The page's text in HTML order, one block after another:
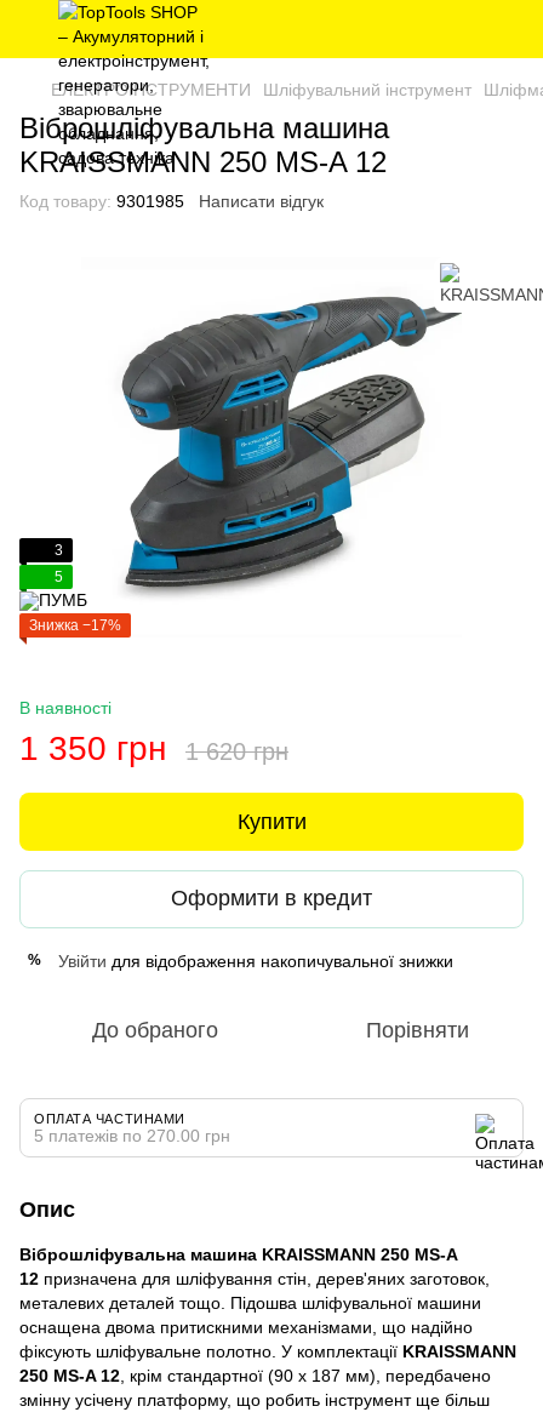
ЕЛЕКТРОІНСТРУМЕНТИ Шліфувальний інструмент
Віброшліфувальна машина
KRAISSMANN 250 MS-A 12
Код товару: 9301985 Написати відгук
3
5
Знижка −17%
В наявності
1 350 грн 1 620 грн
Купити
Оформити в кредит
% Увійти для відображення накопичувальної знижки
До обраного Порівняти
ОПЛАТА ЧАСТИНАМИ
5 платежів по 270.00 грн
Опис
Віброшліфувальна машина KRAISSMANN 250 MS-A
12 призначена для шліфування стін, дерев'яних заготовок,
металевих деталей тощо. Підошва шліфувальної машини
оснащена двома притискними механізмами, що надійно
фіксують шліфувальне полотно. У комплектації KRAISSMANN
250 MS-A 12 , крім стандартної (90 х 187 мм), передбачено
змінну усічену платформу, що робить інструмент ще більш